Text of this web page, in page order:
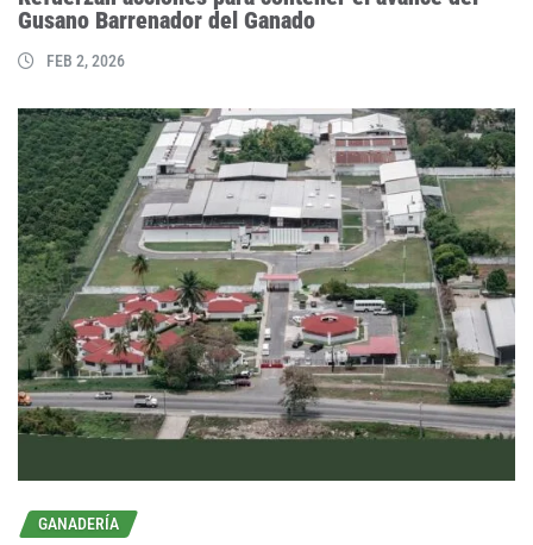
Gusano Barrenador del Ganado
FEB 2, 2026
GANADERÍA